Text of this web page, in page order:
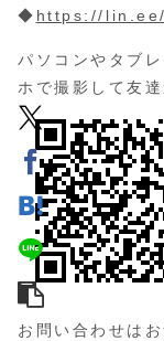
◆ https://lin.ee/
パソコンやタブ
ホで撮影して友
お問い合わせは